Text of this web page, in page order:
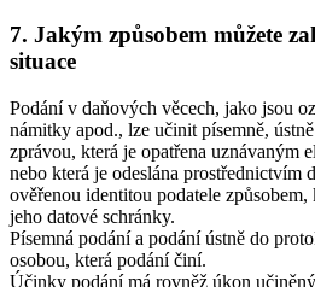
7. Jakým způsobem můžete
situace
Podání v daňových věcech, jako jsou
námitky apod., lze učinit písemně,
zprávou, která je opatřena uznávaným
nebo která je odeslána prostřednictvím
ověřenou identitou podatele
jeho datové schránky.
Písemná podání a podání ústně do
osobou, která podání činí.
Účinky podání má rovněž úkon